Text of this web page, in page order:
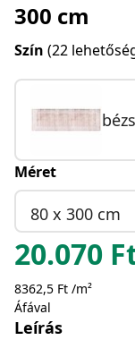
300 cm
Szín (22
Méret
80 x 300 cm
20.070
8362,5 Ft /m²
Áfával
Leírás